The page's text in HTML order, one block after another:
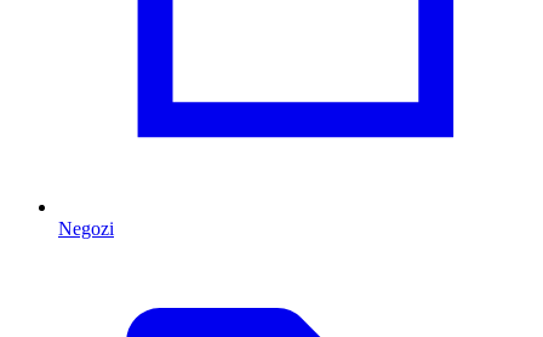
Negozi